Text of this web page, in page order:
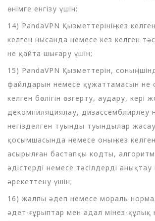
өнімге енгізу үшін;
14) PandaVPN Қызметтерінің кез
келген нысанда немесе кез келген
не қайта шығару үшін;
15) PandaVPN Қызметтерін, соның
файлдарын немесе құжаттамасын не
келген бөлігін өзгерту, аудару, кері
декомпиляциялау, дизассемблирлеу
негізделген туынды туындылар
қосымшасында немесе оның кез келген
асырылған бастапқы кодты,
әдістерді немесе тәсілдерді
әрекеттену үшін;
16) жалпы әдеп немесе мораль
әдет-ғұрыптар мен адал мінез-құлық